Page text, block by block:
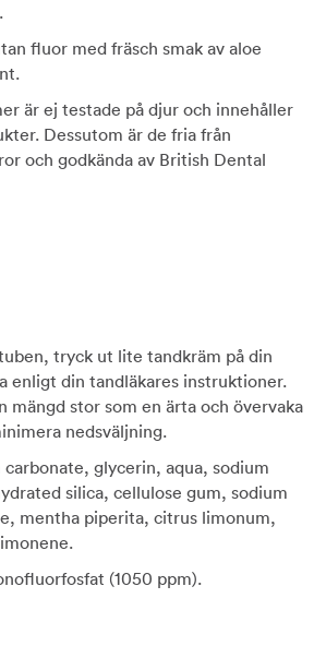
fluor med fräsch smak av aloe
är ej testade på djur och innehåller
Dessutom är de fria från
och godkända av British Dental
tryck ut lite tandkräm på din
enligt din tandläkares instruktioner.
mängd stor som en ärta och övervaka
nedsväljning.
carbonate, glycerin, aqua, sodium
silica, cellulose gum, sodium
mentha piperita, citrus limonum,
(1050 ppm).